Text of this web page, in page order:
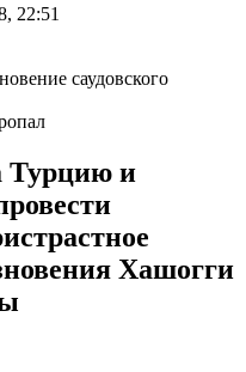
22:51
Турцию и
Хашогги